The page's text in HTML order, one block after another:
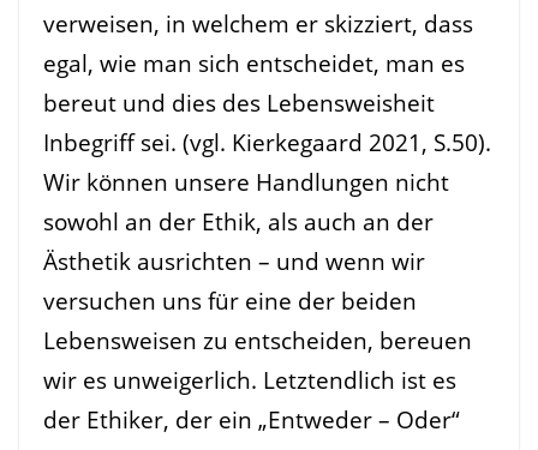
verweisen, in welchem er skizziert, dass
egal, wie man sich entscheidet, man es
bereut und dies des Lebensweisheit
Inbegriff sei. (vgl. Kierkegaard 2021, S.50).
Wir können unsere Handlungen nicht
sowohl an der Ethik, als auch an der
Ästhetik ausrichten – und wenn wir
versuchen uns für eine der beiden
Lebensweisen zu entscheiden, bereuen
wir es unweigerlich. Letztendlich ist es
der Ethiker, der ein „Entweder – Oder“